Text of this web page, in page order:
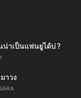
น่าเป็นแฟนยูได้บ่ ?
าวง